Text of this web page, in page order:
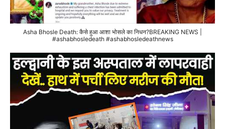
Asha Bhosle Death: कैसे हुआ आशा भोसले का निधन?BREAKING NEWS |
#ashabhosledeath #ashabhosledeathnews